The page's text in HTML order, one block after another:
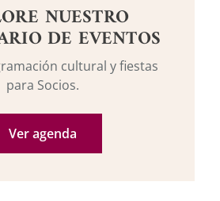
NUESTRO
DE EVENTOS
cultural y fiestas
para Socios.
Ver agenda